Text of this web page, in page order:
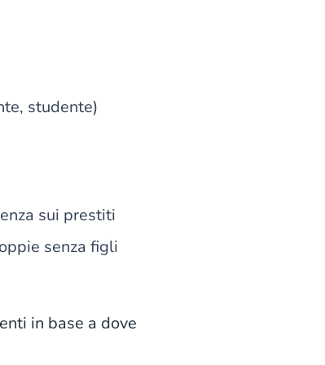
studente)
sui prestiti
senza figli
in base a dove